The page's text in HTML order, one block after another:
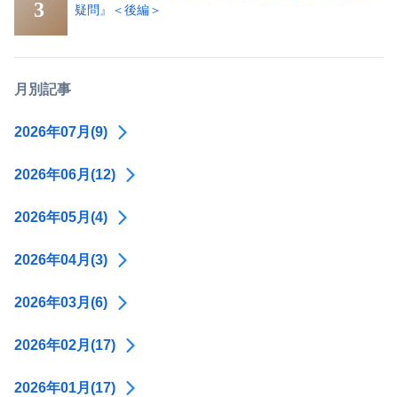
疑問』＜後編＞
月別記事
2026年07月(9)
2026年06月(12)
2026年05月(4)
2026年04月(3)
2026年03月(6)
2026年02月(17)
2026年01月(17)